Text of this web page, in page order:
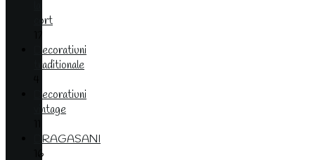
cort
Decoratiuni
traditionale
Decoratiuni
vintage
DRAGASANI
16